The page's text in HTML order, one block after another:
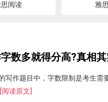
思阅读 雅
数多就得分高?真相其
写作题目中，字数限制是考生
[阅读原文]